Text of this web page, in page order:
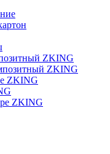
ZKING
ZKING
ZKING
ZKING